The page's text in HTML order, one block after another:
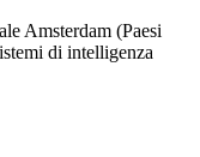
Amsterdam (Paesi
di intelligenza